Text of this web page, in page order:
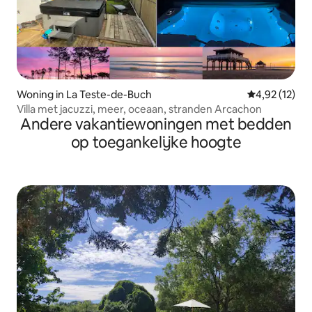
Woning in La Teste-de-Buch Gemiddelde
4,92 (12)
Villa met jacuzzi, meer, oceaan, stranden Arcachon
Andere vakantiewoningen met bedden
op toegankelijke hoogte